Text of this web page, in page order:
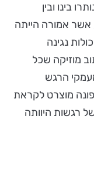
בינו ובין
אשר אמורה הייתה
נגינה
מוזיקה שכל
הרגש
פונה מוצרט לקראת
רגשות היוותה